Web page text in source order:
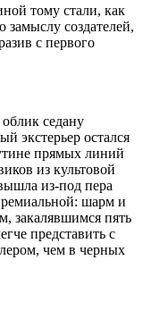
тому стали, как
создателей,
с первого
седану
экстерьер остался
прямых линий
из культовой
из-под пера
шарм и
закалявшимся пять
представить с
чем в черных